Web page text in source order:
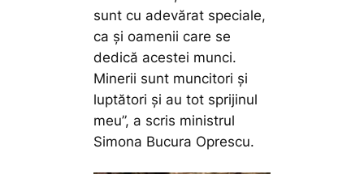
sunt cu adevărat speciale,
ca și oamenii care se
dedică acestei munci.
Minerii sunt muncitori și
luptători și au tot sprijinul
meu”, a scris ministrul
Simona Bucura Oprescu.